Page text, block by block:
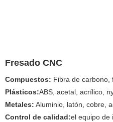
Fresado CNC
Compuestos: Fibra de carbono,
Plásticos:ABS, acetal, acrílico,
Metales: Aluminio, latón, cobre,
Control de calidad:el equipo de